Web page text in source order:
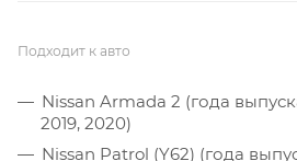
Подходит к авто
Nissan Armada 2 (года
2019, 2020)
Nissan Patrol (Y62) (года